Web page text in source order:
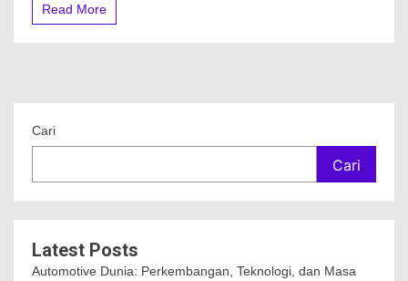
Read More
Cari
Cari
Latest Posts
Automotive Dunia: Perkembangan, Teknologi, dan Masa